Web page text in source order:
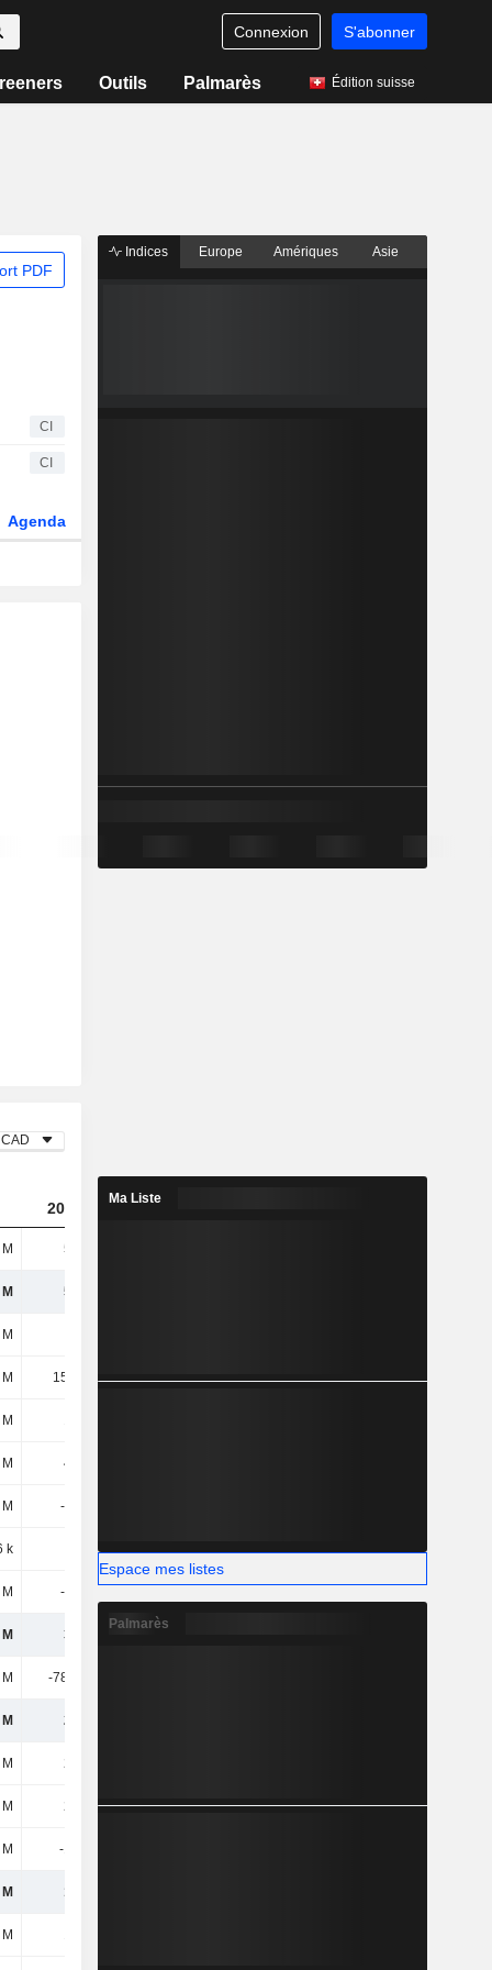
Connexion S'abonner
Outils Palmarès Édition suisse
PDF
CI
CI
Agenda
CAD
2023 2024
553 M
553 M
15,24 M 16,12 M 18,46 M
422 M
-114 M
k 540 k 1,52 M 162 k
-114 M
308 M
-78,64 M
229 M
229 M
229 M 434 M 517 M
-124 M
105 M
Indices Europe Amériques Asie
Ma Liste
Espace mes listes
Palmarès